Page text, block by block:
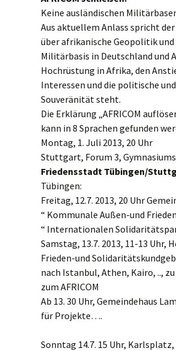
Keine ausländischen
Aus aktuellem Anlass spricht
über afrikanische Geopolitik und
Militärbasis in Deutschland und
Hochrüstung in Afrika, den
Interessen und die politische
Souveränität steht.
Die Erklärung „AFRICOM
kann in 8 Sprachen gefunden
Montag, 1. Juli 2013, 20 Uhr
Stuttgart, Forum 3,
Friedensstadt Tübingen/
Tübingen:
Freitag, 12.7. 2013, 20 Uhr
“ Kommunale Außen-und
“ Internationalen
Samstag, 13.7. 2013, 11-13 Uhr,
Frieden-und
nach Istanbul, Athen, Kairo, ..,
zum AFRICOM
Ab 13. 30 Uhr, Gemeindehaus
für Projekte….
Sonntag 14.7. 15 Uhr,